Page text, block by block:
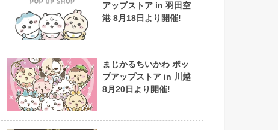
アップストア in 羽田空
港 8月18日より開催!
まじかるちいかわ ポッ
プアップストア in 川越
8月20日より開催!